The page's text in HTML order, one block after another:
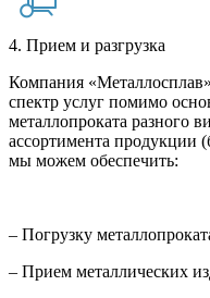
4. Прием и разгрузка
Компания
спектр услуг помимо
металлопроката разного
ассортимента продукции
мы можем обеспечить:
– Погрузку
– Прием металлических